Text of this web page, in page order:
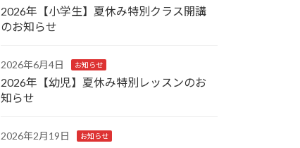
2026年【小学生】夏休み特別クラス開講
のお知らせ
2026年6月4日 お知らせ
2026年【幼児】夏休み特別レッスンのお
知らせ
2026年2月19日 お知らせ